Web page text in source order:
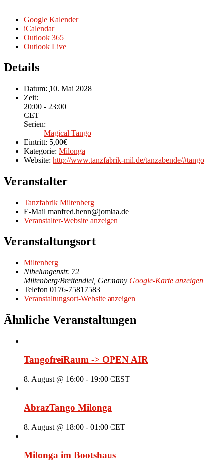
Google Kalender
iCalendar
Outlook 365
Outlook Live
Details
Datum: 10. Mai 2028
Zeit:
20:00 - 23:00
CET
Serien:
Magical Tango
Eintritt: 5,00€
Kategorie: Milonga
Website: http://www.tanzfabrik-mil.de/tanzabende/#tango
Veranstalter
Tanzfabrik Miltenberg
E-Mail manfred.henn@jomlaa.de
Veranstalter-Website anzeigen
Veranstaltungsort
Miltenberg
Nibelungenstr. 72
Miltenberg/Breitendiel Germany Google-Karte anzeigen
Telefon 0176-75817583
Veranstaltungsort-Website anzeigen
Ähnliche Veranstaltungen
TangofreiRaum -> OPEN AIR
8. August @ 16:00 - 19:00 CEST
AbrazTango Milonga
8. August @ 18:00 - 01:00 CET
Milonga im Bootshaus